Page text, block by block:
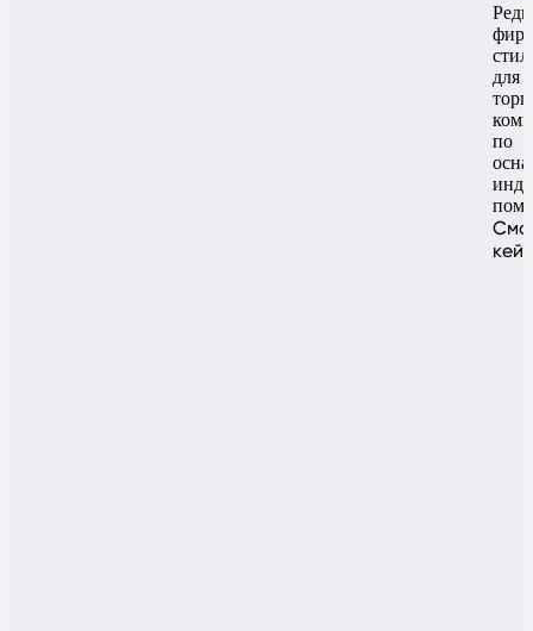
для
по